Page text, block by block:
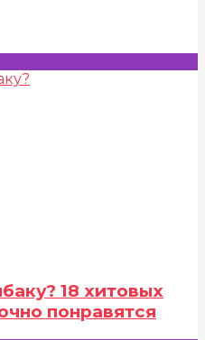
18 хитовых
понравятся